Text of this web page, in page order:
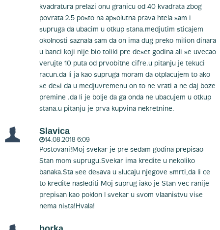
kvadratura prelazi onu granicu od 40 kvadrata zbog
povrata 2.5 posto na apsolutna prava htela sam i
supruga da ubacim u otkup stana.medjutim sticajem
okolnosti saznala sam da on ima dug preko milion dinara
u banci koji nije bio toliki pre deset godina ali se uvecao
verujte 10 puta od prvobitne cifre.u pitanju je tekuci
racun.da li ja kao supruga moram da otplacujem to ako
se desi da u medjuvremenu on to ne vrati a ne daj boze
premine .da li je bolje da ga onda ne ubacujem u otkup
stana.u pitanju je prva kupvina nekretnine.
Slavica
14.08.2018 6:09
Postovani!Moj svekar je pre sedam godina prepisao
Stan mom suprugu.Svekar ima kredite u nekoliko
banaka.Sta see desava u slucaju njegove smrti,da li ce
to kredite naslediti Moj suprug iako je Stan vec ranije
prepisan kao poklon I svekar u svom vlaanistvu vise
nema nista!Hvala!